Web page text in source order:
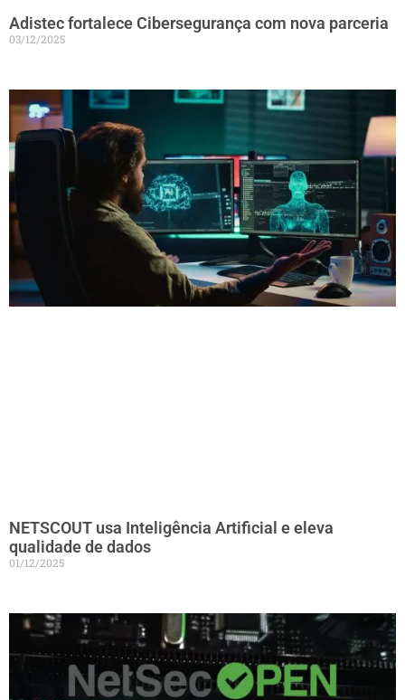
Adistec fortalece Cibersegurança com nova parceria
03/12/2025
NETSCOUT usa Inteligência Artificial e eleva
qualidade de dados
01/12/2025